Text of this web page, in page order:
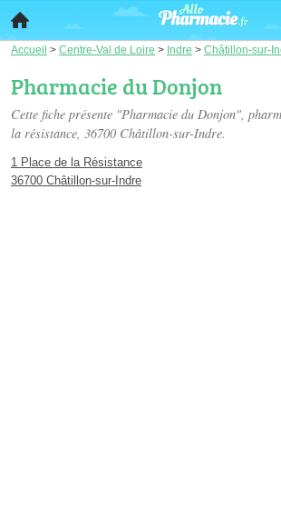
Accueil > Centre-Val de Loire > Indre > Châtillon-sur-
Pharmacie du Donjon
Cette fiche présente "Pharmacie du Donjon",
la résistance, 36700 Châtillon-sur-Indre.
1 Place de la Résistance
36700 Châtillon-sur-Indre